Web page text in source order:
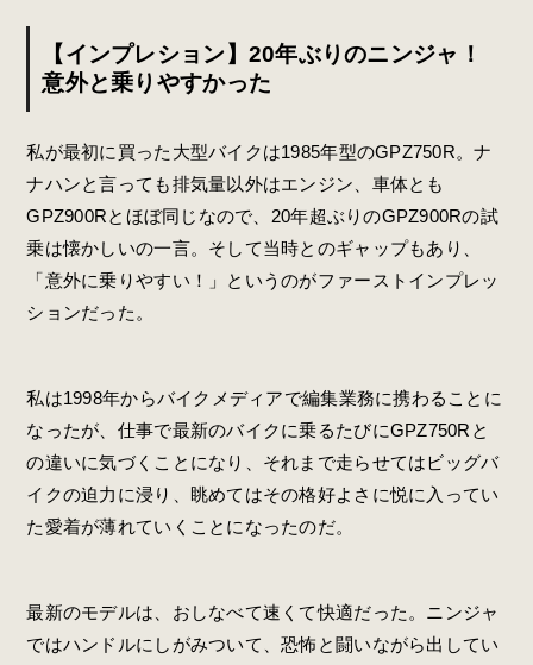
【インプレション】20年ぶりのニンジャ！
意外と乗りやすかった
私が最初に買った大型バイクは1985年型のGPZ750R。ナ
ナハンと言っても排気量以外はエンジン、車体とも
GPZ900Rとほぼ同じなので、20年超ぶりのGPZ900Rの試
乗は懐かしいの一言。そして当時とのギャップもあり、
「意外に乗りやすい！」というのがファーストインプレッ
ションだった。
私は1998年からバイクメディアで編集業務に携わることに
なったが、仕事で最新のバイクに乗るたびにGPZ750Rと
の違いに気づくことになり、それまで走らせてはビッグバ
イクの迫力に浸り、眺めてはその格好よさに悦に入ってい
た愛着が薄れていくことになったのだ。
最新のモデルは、おしなべて速くて快適だった。ニンジャ
ではハンドルにしがみついて、恐怖と闘いながら出してい